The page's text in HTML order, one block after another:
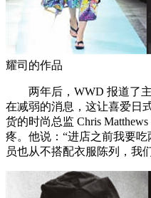
耀司的作品
两年后，WWD 报道了主
在减弱的消息，这让喜爱日
货的时尚总监 Chris
疼。他说：“进店之前我要
员也从不搭配衣服陈列，我